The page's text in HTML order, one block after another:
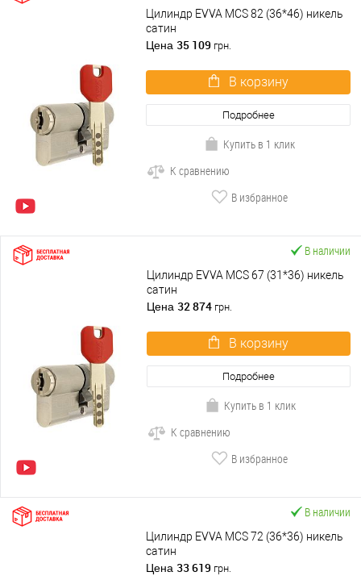
Цилиндр EVVA MCS 82 (36*46) никель
сатин
Цена 35 109 грн.
В корзину
Подробнее
Купить в 1 клик
К сравнению
В избранное
В наличии
Цилиндр EVVA MCS 67 (31*36) никель
сатин
Цена 32 874 грн.
В корзину
Подробнее
Купить в 1 клик
К сравнению
В избранное
В наличии
Цилиндр EVVA MCS 72 (36*36) никель
сатин
Цена 33 619 грн.